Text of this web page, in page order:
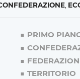
,
PRIMO
TERRITORIO